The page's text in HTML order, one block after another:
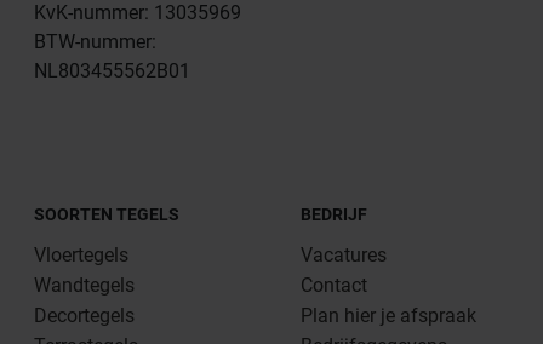
KvK-nummer: 13035969
BTW-nummer:
NL803455562B01
SOORTEN TEGELS
Vloertegels
Wandtegels
Decortegels
BEDRIJF
Vacatures
Contact
Plan hier je afspraak